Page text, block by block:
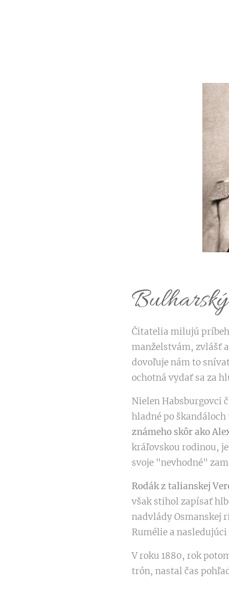
Čitatelia milujú
manželstvám, zvlášť
dovoľuje nám to
ochotná vydať sa za
Nielen Habsburgovci
hladné po
známeho skôr ako
kráľovskou rodinou,
svoje "nevhodné"
Rodák z talianskej
však stihol zapísať
nadvlády Osmanskej
Rumélie a
V roku 1880, rok
trón, nastal čas